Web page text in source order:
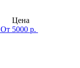
Цена
От 5000 р.